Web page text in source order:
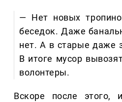
— Нет новых
беседок. Даже
нет. А в старые даже
В итоге мусор
волонтеры.
Вскоре после этого,